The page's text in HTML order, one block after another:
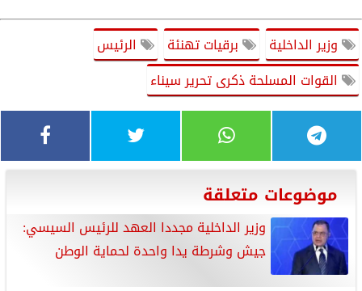
وزير الداخلية برقيات تهنئة
الرئيس
القوات المسلحة ذكرى تحرير سيناء
موضوعات متعلقة
وزير الداخلية مجددا العهد للرئيس السيسي:
جيش وشرطة يدا واحدة لحماية الوطن